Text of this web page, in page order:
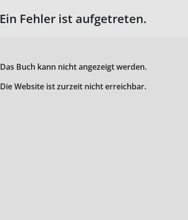
Ein Fehler ist aufgetreten.
Das Buch kann nicht angezeigt werden.
Die Website ist zurzeit nicht erreichbar.